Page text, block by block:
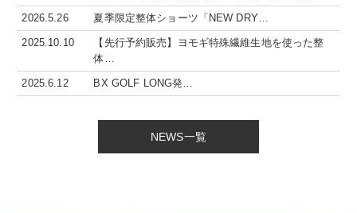
2026.5.26 夏季限定整体ショーツ「NEW DRY…
2025.10.10
【先行予約販売】ヨモギ特殊繊維生地を使った整
体…
2025.6.12 BX GOLF LONG発…
NEWS一覧